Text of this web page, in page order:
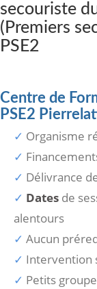
secouriste
(Premiers
PSE2
Centre de
PSE2
Organisme
Délivrance
Dates de
alentours
Aucun
Intervention
Petits